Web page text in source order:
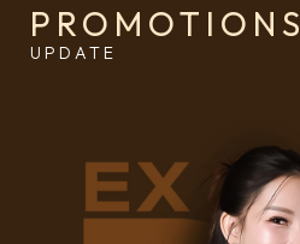
PROMOTIONS
UPDATE